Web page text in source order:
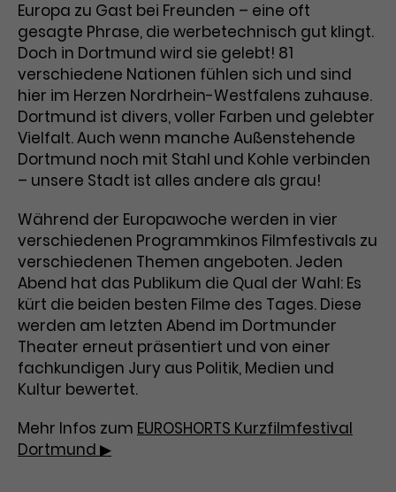
der Besuche, die Quelle, aus der sie
stammen, und die besuchten
Seiten.
Name _gat_UA-63561367-1
Anbieter Google Analytics
Zweck
Das ist ein von Google Analytics
gesetztes Cookie. Bestimmte
Daten werden nur maximal einmal
pro Minute an Google Analytics
gesendet. Solange es gesetzt ist,
werden bestimmte
Datenübertragungen
unterbunden.
Kampagnen.
Name _gcl_dc
Anbieter Google / DoubleClick
Laufzeit 3 Monate
Zweck
Nutzerinteraktionen mit
Werbeanzeigen zu messen und
Remarketing-Funktionen
bereitzustellen.
Name IDE
Laufzeit
Europa zu Gast bei Freunden – eine oft
gesagte Phrase, die werbetechnisch gut klingt.
Doch in Dortmund wird sie gelebt! 81
verschiedene Nationen fühlen sich und sind
hier im Herzen Nordrhein-Westfalens zuhause.
Dortmund ist divers, voller Farben und gelebter
Vielfalt. Auch wenn manche Außenstehende
Dortmund noch mit Stahl und Kohle verbinden
– unsere Stadt ist alles andere als grau!
Während der Europawoche werden in vier
verschiedenen Programmkinos Filmfestivals zu
verschiedenen Themen angeboten. Jeden
Abend hat das Publikum die Qual der Wahl: Es
kürt die beiden besten Filme des Tages. Diese
werden am letzten Abend im Dortmunder
Theater erneut präsentiert und von einer
fachkundigen Jury aus Politik, Medien und
Kultur bewertet.
Mehr Infos zum EUROSHORTS Kurzfilmfestival
Dortmund ▶